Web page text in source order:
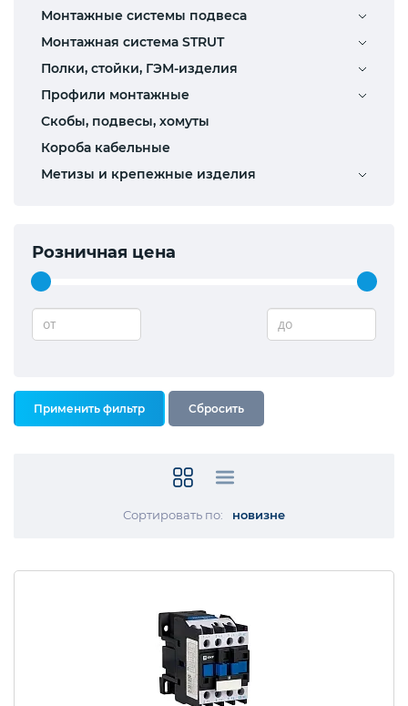
Монтажные системы подвеса
Монтажная система STRUT
Полки, стойки, ГЭМ-изделия
Профили монтажные
Скобы, подвесы, хомуты
Короба кабельные
Метизы и крепежные изделия
Розничная цена
от до
Сортировать по: новизне